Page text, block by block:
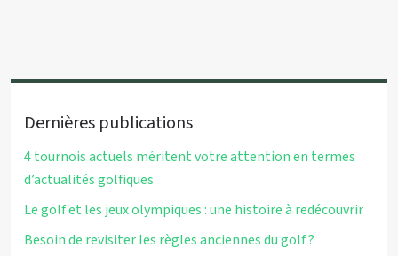
Dernières publications
4 tournois actuels méritent votre attention en termes
d’actualités golfiques
Le golf et les jeux olympiques : une histoire à redécouvrir
Besoin de revisiter les règles anciennes du golf ?